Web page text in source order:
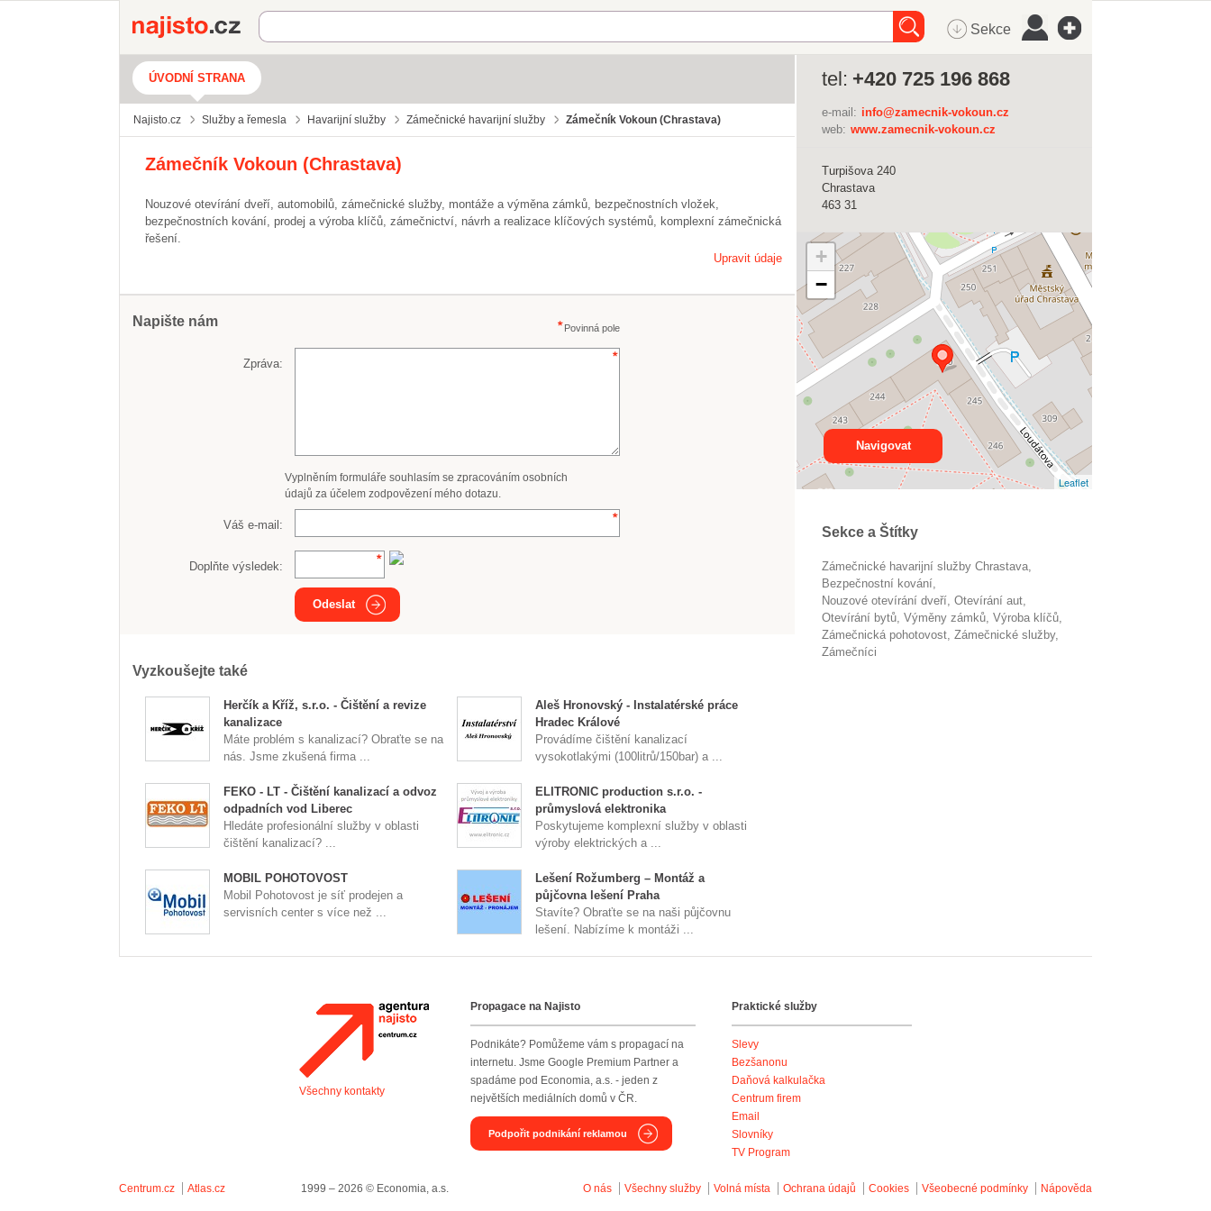
Najisto.cz Sekce
ÚVODNÍ STRANA
Najisto.cz Služby a řemesla Havarijní služby Zámečnické havarijní služby Zámečník Vokoun (Chrastava)
Zámečník Vokoun (Chrastava)
Nouzové otevírání dveří, automobilů, zámečnické služby, montáže a výměna zámků, bezpečnostních vložek,
bezpečnostních kování, prodej a výroba klíčů, zámečnictví, návrh a realizace klíčových systémů, komplexní zámečnická
řešení.
Upravit údaje
Napište nám Povinná pole
Zpráva:
Vyplněním formuláře souhlasím se zpracováním osobních
údajů za účelem zodpovězení mého dotazu.
Váš e-mail:
Doplňte výsledek:
Odeslat
Vyzkoušejte také
Herčík a Kříž, s.r.o. - Čištění a revize
kanalizace
Máte problém s kanalizací? Obraťte se na
nás. Jsme zkušená firma ...
Aleš Hronovský - Instalatérské práce
Hradec Králové
Provádíme čištění kanalizací
vysokotlakými (100litrů/150bar) a ...
FEKO - LT - Čištění kanalizací a odvoz
odpadních vod Liberec
Hledáte profesionální služby v oblasti
čištění kanalizací? ...
ELITRONIC production s.r.o. -
průmyslová elektronika
Poskytujeme komplexní služby v oblasti
výroby elektrických a ...
MOBIL POHOTOVOST
Mobil Pohotovost je síť prodejen a
servisních center s více než ...
Lešení Rožumberg – Montáž a
půjčovna lešení Praha
Stavíte? Obraťte se na naši půjčovnu
lešení. Nabízíme k montáži ...
tel: +420 725 196 868
e-mail: info@zamecnik-vokoun.cz
web: www.zamecnik-vokoun.cz
Turpišova 240
Chrastava
463 31
+
−
Leaflet
Navigovat
Sekce a Štítky
Zámečnické havarijní služby Chrastava
bezpečnostní kování
nouzové otevírání dveří
otevírání aut
otevírání bytů
výměny zámků
výroba klíčů
zámečnická pohotovost
zámečnické služby
zámečníci
Agentura Najisto
Všechny kontakty
Propagace na Najisto
Podnikáte? Pomůžeme vám s propagací na
internetu. Jsme Google Premium Partner a
spadáme pod Economia, a.s. - jeden z
největších mediálních domů v ČR.
Podpořit podnikání reklamou
Praktické služby
Slevy
Bezšanonu
Daňová kalkulačka
Centrum firem
Email
Slovníky
TV Program
Centrum.cz Atlas.cz 1999 – 2026 © Economia, a.s. O nás Všechny služby Volná místa Ochrana údajů Cookies Všeobecné podmínky Nápověda